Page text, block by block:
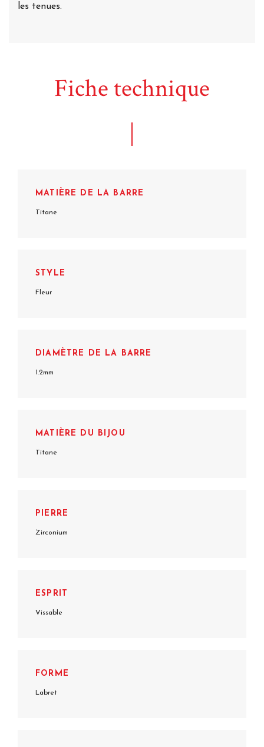
les tenues.
Fiche technique
MATIÈRE DE LA BARRE
Titane
STYLE
Fleur
DIAMÈTRE DE LA BARRE
1.2mm
MATIÈRE DU BIJOU
Titane
PIERRE
Zirconium
ESPRIT
Vissable
FORME
Labret